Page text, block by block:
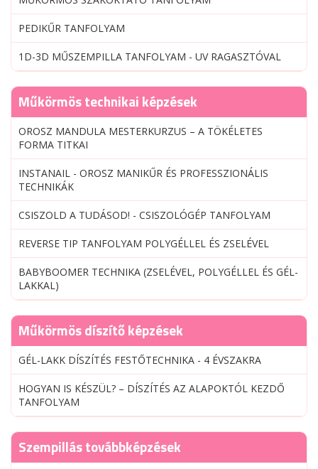
PEDIKŰR TANFOLYAM
1D-3D MŰSZEMPILLA TANFOLYAM - UV RAGASZTÓVAL
Műkörmös technikai képzések
OROSZ MANDULA MESTERKURZUS – A TÖKÉLETES
FORMA TITKAI
INSTANAIL - OROSZ MANIKŰR ÉS PROFESSZIONÁLIS
TECHNIKÁK
CSISZOLD A TUDÁSOD! - CSISZOLÓGÉP TANFOLYAM
REVERSE TIP TANFOLYAM POLYGÉLLEL ÉS ZSELÉVEL
BABYBOOMER TECHNIKA (ZSELÉVEL, POLYGÉLLEL ÉS GÉL-
LAKKAL)
Műkörmös díszítő képzések
GÉL-LAKK DÍSZÍTÉS FESTŐTECHNIKA - 4 ÉVSZAKRA
HOGYAN IS KÉSZÜL? – DÍSZÍTÉS AZ ALAPOKTÓL KEZDŐ
TANFOLYAM
Szempillás továbbképzések